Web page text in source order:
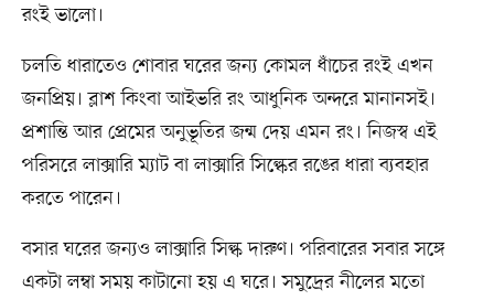
রংই ভালো।
চলতি ধারাতেও শোবার ঘরের জন্য কোমল ধাঁচের রংই এখন
জনপ্রিয়। ব্লাশ কিংবা আইভরি রং আধুনিক অন্দরে মানানসই।
প্রশান্তি আর প্রেমের অনুভূতির জন্ম দেয় এমন রং। নিজস্ব এই
পরিসরে লাক্সারি ম্যাট বা লাক্সারি সিল্কের রঙের ধারা ব্যবহার
করতে পারেন।
বসার ঘরের জন্যও লাক্সারি সিল্ক দারুণ। পরিবারের সবার সঙ্গে
একটা লম্বা সময় কাটানো হয় এ ঘরে। সমুদ্রের নীলের মতো